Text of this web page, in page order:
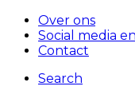
Over ons
Social media
Contact
Search